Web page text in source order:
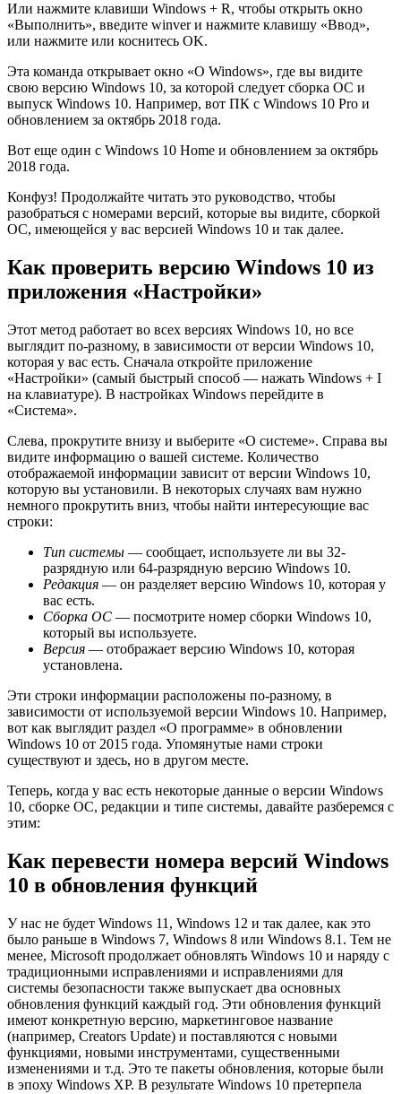
Или нажмите клавиши Windows + R, чтобы открыть окно
«Выполнить», введите winver и нажмите клавишу «Ввод»,
или нажмите или коснитесь OK.
Эта команда открывает окно «О Windows», где вы видите
свою версию Windows 10, за которой следует сборка ОС и
выпуск Windows 10. Например, вот ПК с Windows 10 Pro и
обновлением за октябрь 2018 года.
Вот еще один с Windows 10 Home и обновлением за октябрь
2018 года.
Конфуз! Продолжайте читать это руководство, чтобы
разобраться с номерами версий, которые вы видите, сборкой
ОС, имеющейся у вас версией Windows 10 и так далее.
Как проверить версию Windows 10 из
приложения «Настройки»
Этот метод работает во всех версиях Windows 10, но все
выглядит по-разному, в зависимости от версии Windows 10,
которая у вас есть. Сначала откройте приложение
«Настройки» (самый быстрый способ — нажать Windows + I
на клавиатуре). В настройках Windows перейдите в
«Система».
Слева, прокрутите внизу и выберите «О системе». Справа вы
видите информацию о вашей системе. Количество
отображаемой информации зависит от версии Windows 10,
которую вы установили. В некоторых случаях вам нужно
немного прокрутить вниз, чтобы найти интересующие вас
строки:
Тип системы — сообщает, используете ли вы 32-
разрядную или 64-разрядную версию Windows 10.
Редакция — он разделяет версию Windows 10, которая у
вас есть.
Сборка ОС — посмотрите номер сборки Windows 10,
который вы используете.
Версия — отображает версию Windows 10, которая
установлена.
Эти строки информации расположены по-разному, в
зависимости от используемой версии Windows 10. Например,
вот как выглядит раздел «О программе» в обновлении
Windows 10 от 2015 года. Упомянутые нами строки
существуют и здесь, но в другом месте.
Теперь, когда у вас есть некоторые данные о версии Windows
10, сборке ОС, редакции и типе системы, давайте разберемся с
этим:
Как перевести номера версий Windows
10 в обновления функций
У нас не будет Windows 11, Windows 12 и так далее, как это
было раньше в Windows 7, Windows 8 или Windows 8.1. Тем не
менее, Microsoft продолжает обновлять Windows 10 и наряду с
традиционными исправлениями и исправлениями для
системы безопасности также выпускает два основных
обновления функций каждый год. Эти обновления функций
имеют конкретную версию, маркетинговое название
(например, Creators Update) и поставляются с новыми
функциями, новыми инструментами, существенными
изменениями и т.д. Это те пакеты обновления, которые были
в эпоху Windows XP. В результате Windows 10 претерпела